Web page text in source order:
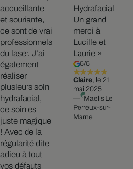
accueillante
et souriante,
ce sont de vrai
professionnels
du laser. J’ai
également
réaliser
plusieurs soin
hydrafacial,
ce soin es
juste magique
! Avec de la
régularité dite
adieu à tout
vos défauts
Hydrafacial
Un grand
merci à
Lucille et
Laurie »
5/5
Claire, le 21
mai 2025
— Maelis Le
Perreux-sur-
Marne